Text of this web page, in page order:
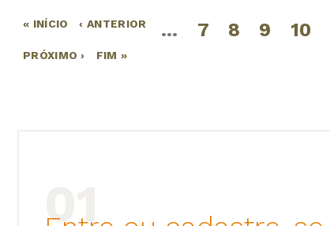
Páginas
« INÍCIO ‹ ANTERIOR … 7 8 9 10
PRÓXIMO › FIM »